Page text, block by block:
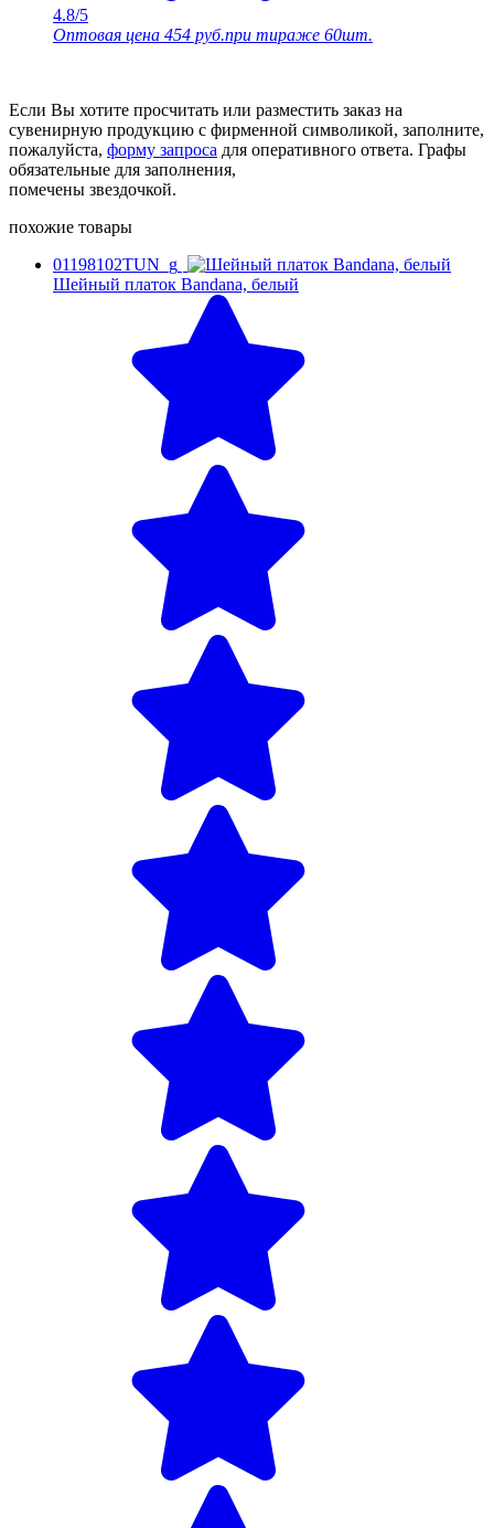
4.8/5
Оптовая цена 454 руб.при тираже 60шт.
Если Вы хотите просчитать или разместить заказ на
сувенирную продукцию с фирменной символикой, заполните,
пожалуйста, форму запроса для оперативного ответа. Графы
обязательные для заполнения,
помечены звездочкой.
похожие товары
01198102TUN_g
Шейный платок Bandana, белый